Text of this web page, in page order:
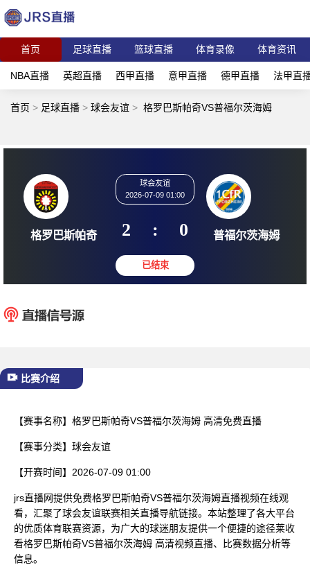
首页 足球直播 篮球直播 体育录像 体育资讯
NBA直播 英超直播 西甲直播 意甲直播 德甲直播 法甲直
首页 > 足球直播 > 球会友谊 > 格罗巴斯帕奇VS普福尔茨海姆
格罗巴斯帕奇
球会友谊
2026-07-09 01:00
2 : 0 普福尔
比赛介绍
【赛事名称】 格罗巴斯帕奇VS普福尔茨海姆 高清免费直播
【赛事分类】 球会友谊
【开赛时间】 2026-07-09 01:00
jrs直播网提供免费格罗巴斯帕奇VS普福尔茨海姆直播视频在线观
看，汇聚了球会友谊联赛相关直播导航链接。本站整理了各大平台
的优质体育联赛资源，为广大的球迷朋友提供一个便捷的途径莱收
看格罗巴斯帕奇VS普福尔茨海姆 高清视频直播、比赛数据分析等
信息。